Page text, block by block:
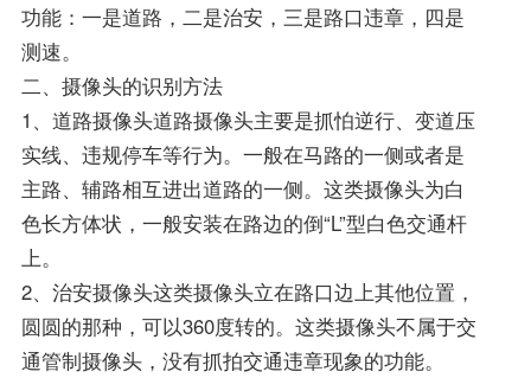
功能：一是道路，二是治安，三是路口违章，四是
测速。
二、摄像头的识别方法
1、道路摄像头道路摄像头主要是抓怕逆行、变道压
实线、违规停车等行为。一般在马路的一侧或者是
主路、辅路相互进出道路的一侧。这类摄像头为白
色长方体状，一般安装在路边的倒“L”型白色交通杆
上。
2、治安摄像头这类摄像头立在路口边上其他位置，
圆圆的那种，可以360度转的。这类摄像头不属于交
通管制摄像头，没有抓拍交通违章现象的功能。